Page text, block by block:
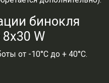
бинокля
8x30 W
от -10°С до + 40°С.